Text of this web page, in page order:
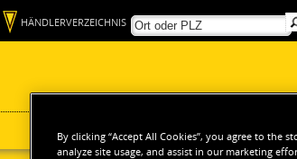
HÄNDLERVERZEICHNIS
By clicking “Accept All Cookies”, you agree to the
analyze site usage, and assist in our marketing